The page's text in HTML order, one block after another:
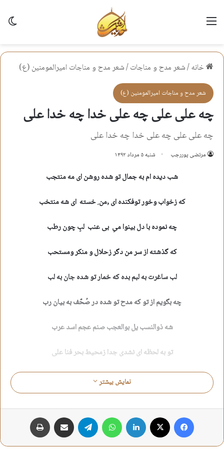
منو
خانه/شعر مدح و مناجات/شعر مدح و مناجات اميرالمومنين (ع)
شعر مدح و مناجات اميرالمومنين (ع)
چه علی علی چه علی خدا چه خدا علی
چه علی علی چه علی خدا چه خدا علی
مرتضی پوررجب شنبه ۵ مرداد ۱۳۹۲
شب دیده ام به جمال تو شده روشن ای مه منتجب
که زخواب وخور توفکنده ای ,من ِ خسته ای شه منتخب
چه نموده با دل بینوا میِ بی عنب لبِ چون رطب
که گذشته از سر من دگر زحلال و منکر ومستحب
لب ساغرت به لبم بده که خمار تو شده جان به لب
چه بگویم از تو که مدح تو شده در صُحٌف به بیان رب
شه ذوالنسب یل بوالعجب صنم عجم اسد عرب
تو به لحظه ای نشدی جدا زمحیط بحر فنا علی
به همین سبب چه علی علی چه علی خدا چه خدا علی
نبُوَد به تاب مُلک و مَلَک که نظر کند جلوات تو
نمایش بیشتر
فیس بوک لینکدین تلگرام اشتراک گذاری از طریق ایمیل